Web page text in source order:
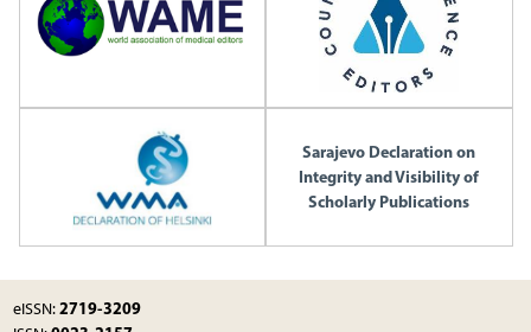
Sarajevo Declaration on
Integrity and Visibility of
Scholarly Publications
eISSN:2719-3209